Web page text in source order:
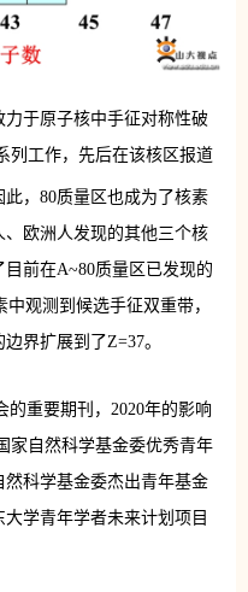
于原子核中手征对称性破
列工作，先后在该核区报道
，80质量区也成为了核素
欧洲人发现的其他三个核
前在A~80质量区已发现的
观测到候选手征双重带，
界扩展到了Z=37。
的重要期刊，2020年的影响
家自然科学基金委优秀青年
科学基金委杰出青年基金
学青年学者未来计划项目